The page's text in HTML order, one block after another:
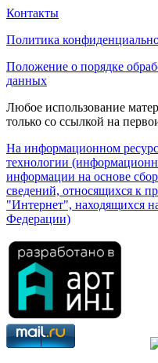
Контакты
Политика
Положение о порядке
данных
Любое использование
только со ссылкой на
На информационном
технологии
информации на основе
сведений, относящихся к
"Интернет", находящихся
Федерации)